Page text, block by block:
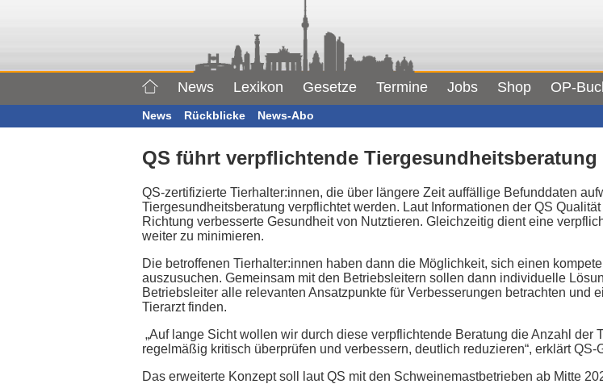
News Lexikon Gesetze Termine Jobs Shop OP-
News Rückblicke News-Abo
QS führt verpflichtende Tiergesundheitsberatung
QS-zertifizierte Tierhalter:innen, die über längere Zeit auffällige Befunddaten
Tiergesundheitsberatung verpflichtet werden. Laut Informationen der QS
Richtung verbesserte Gesundheit von Nutztieren. Gleichzeitig dient eine
weiter zu minimieren.
Die betroffenen Tierhalter:innen haben dann die Möglichkeit, sich einen
auszusuchen. Gemeinsam mit den Betriebsleitern sollen dann individuelle
Betriebsleiter alle relevanten Ansatzpunkte für Verbesserungen betrachten und
Tierarzt finden.
„Auf lange Sicht wollen wir durch diese verpflichtende Beratung die Anzahl der
regelmäßig kritisch überprüfen und verbessern, deutlich reduzieren“, erklärt
Das erweiterte Konzept soll laut QS mit den Schweinemastbetrieben ab Mitte